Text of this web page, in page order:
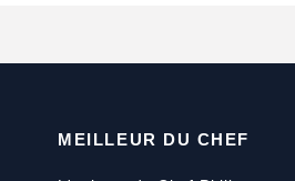
MEILLEUR DU CHEF